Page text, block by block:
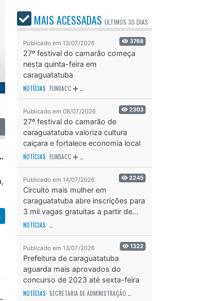
MAIS ACESSADAS ÚLTIMOS 30 DIAS
Publicado em 13/07/2026 3768
27º festival do camarão começa
nesta quinta-feira em
caraguatatuba
NOTÍCIAS FUNDACC
Publicado em 08/07/2026 2303
27º festival do camarão de
caraguatatuba valoriza cultura
caiçara e fortalece economia local
NOTÍCIAS FUNDACC
Publicado em 14/07/2026 2245
Circuito mais mulher em
caraguatatuba abre inscrições para
3 mil vagas gratuitas a partir de...
NOTÍCIAS
Publicado em 13/07/2026 1322
Prefeitura de caraguatatuba
aguarda mais aprovados do
concurso de 2023 até sexta-feira
(17)
NOTÍCIAS SECRETARIA DE ADMINISTRAÇÃO